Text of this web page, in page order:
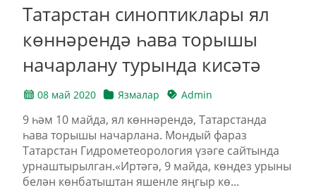
Татарстан синоптиклары ял
көннәрендә һава торышы
начарлану турында кисәтә
08 май 2020 Язмалар Admin
9 һәм 10 майда, ял көннәрендә, Татарстанда
һава торышы начарлана. Мондый фараз
Татарстан Гидрометеорология үзәге сайтында
урнаштырылган.«Иртәгә, 9 майда, көндез урыны
белән көнбатыштан яшенле яңгыр кө...